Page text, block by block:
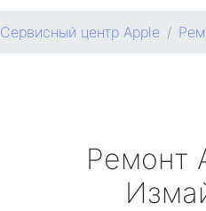
Сервисный центр Apple
Ремонт